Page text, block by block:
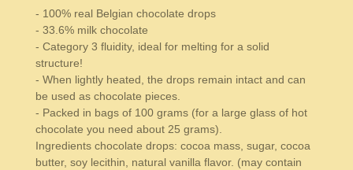
- 100% real Belgian chocolate drops
- 33.6% milk chocolate
- Category 3 fluidity, ideal for melting for a solid
structure!
- When lightly heated, the drops remain intact and can
be used as chocolate pieces.
- Packed in bags of 100 grams (for a large glass of hot
chocolate you need about 25 grams).
Ingredients chocolate drops: cocoa mass, sugar, cocoa
butter, soy lecithin, natural vanilla flavor. (may contain